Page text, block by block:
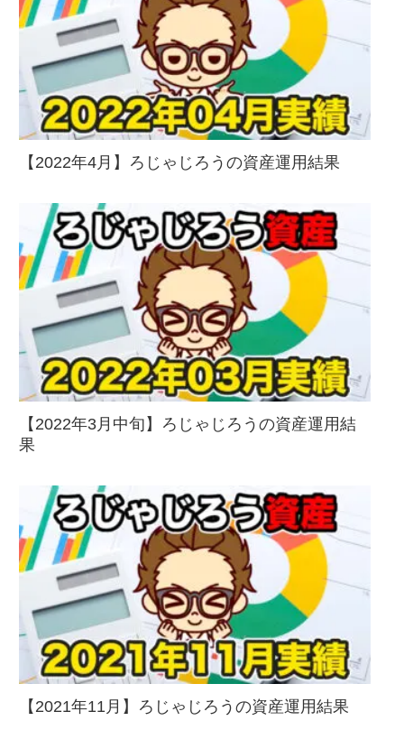
【2022年4月】ろじゃじろうの資産運用結果
【2022年3月中旬】ろじゃじろうの資産運用結
果
【2021年11月】ろじゃじろうの資産運用結果